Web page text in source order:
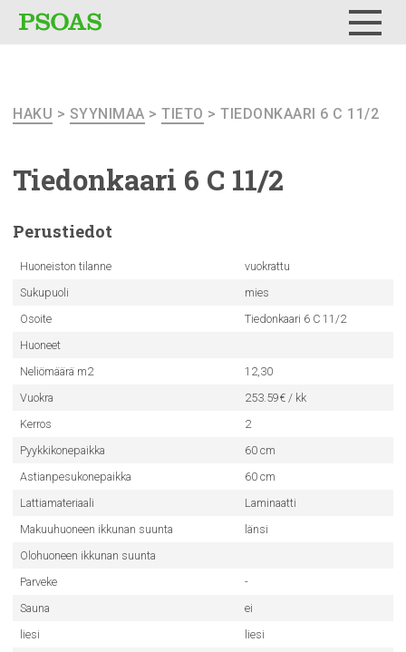
HAKU > SYYNIMAA > TIETO > TIEDONKAARI 6 C 11/2
Tiedonkaari 6 C 11/2
Perustiedot
Huoneiston tilanne
vuokrattu
Sukupuoli
mies
Osoite
Tiedonkaari 6 C 11/2
Huoneet
Neliömäärä m2
12,30
Vuokra
253.59€ / kk
Kerros
2
Pyykkikonepaikka
60 cm
Astianpesukonepaikka
60 cm
Lattiamateriaali
Laminaatti
Makuuhuoneen ikkunan suunta
länsi
Olohuoneen ikkunan suunta
Parveke
-
Sauna
ei
liesi
liesi